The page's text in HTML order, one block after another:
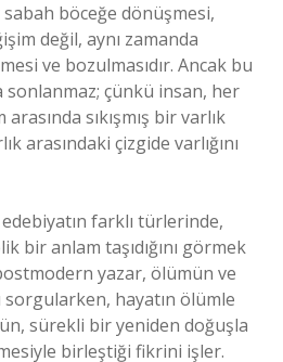
sabah böceğe dönüşmesi,
değil, aynı zamanda
ve bozulmasıdır. Ancak bu
çünkü insan, her
sıkışmış bir varlık
arasındaki çizgide varlığını
farklı türlerinde,
bir anlam taşıdığını görmek
yazar, ölümün ve
sorgularken, hayatın ölümle
sürekli bir yeniden doğuşla
birleştiği fikrini işler.